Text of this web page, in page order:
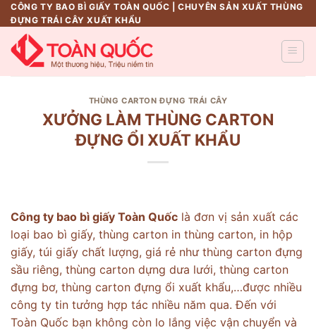
Skip
to
content
CÔNG TY BAO BÌ GIẤY TOÀN QUỐC | CHUYÊN SẢN XUẤT THÙNG
ĐỰNG TRÁI CÂY XUẤT KHẨU
THÙNG CARTON ĐỰNG TRÁI CÂY
XƯỞNG LÀM THÙNG CARTON
ĐỰNG ỔI XUẤT KHẨU
Công ty bao bì giấy Toàn Quốc là đơn vị sản xuất các
loại bao bì giấy, thùng carton in thùng carton, in hộp
giấy, túi giấy chất lượng, giá rẻ như thùng carton đựng
sầu riêng, thùng carton dựng dưa lưới, thùng carton
đựng bơ, thùng carton đựng ổi xuất khẩu,…được nhiều
công ty tin tưởng hợp tác nhiều năm qua. Đến với
Toàn Quốc bạn không còn lo lắng việc vận chuyển và